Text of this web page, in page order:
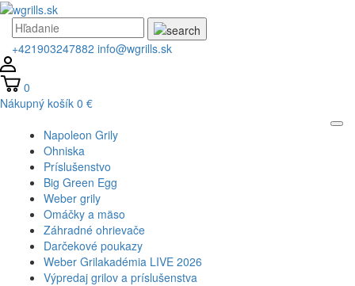
+421903247882 info@wgrills.sk
0
Nákupný košík 0 €
Napoleon Grily
Ohniska
Príslušenstvo
Big Green Egg
Weber grily
Omáčky a mäso
Záhradné ohrievače
Darčekové poukazy
Weber Grilakadémia LIVE 2026
Výpredaj grilov a príslušenstva